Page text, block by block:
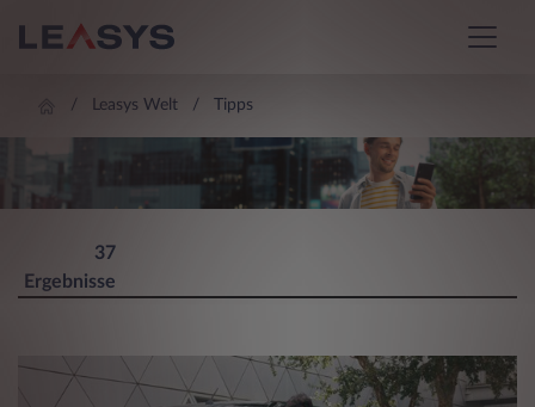
Leasys Welt Tipps
37
Ergebnisse